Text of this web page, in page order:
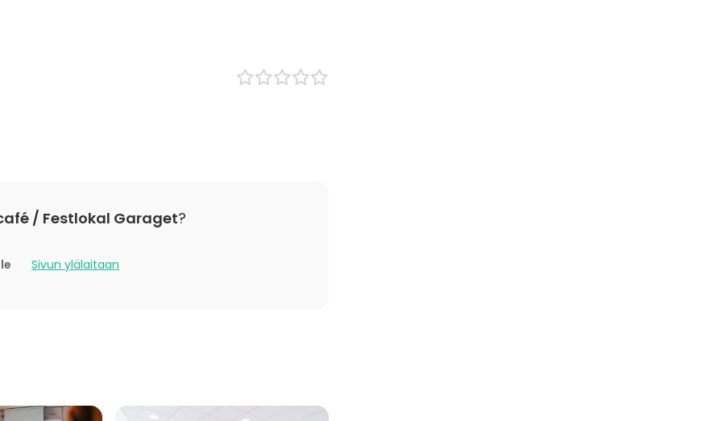
Board room
/ Festlokal Garaget?
Sivun ylälaitaan